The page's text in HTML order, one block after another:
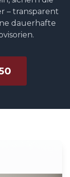
– transparent
dauerhafte